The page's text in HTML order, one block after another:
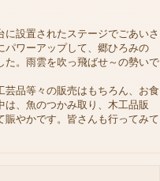
設置されたステージでごあいさ
パワーアップして、郷ひろみの
た。雨雲を吹っ飛ばせ～の勢いで
品等々の販売はもちろん、お食
、魚のつかみ取り、木工品販
やかです。皆さんも行ってみて